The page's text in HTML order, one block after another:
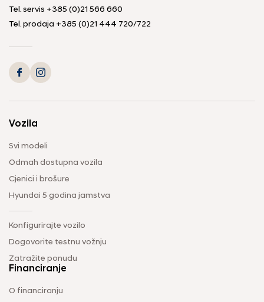
Tel. servis +385 (0)21 566 660
Tel. prodaja +385 (0)21 444 720/722
Vozila
Svi modeli
Odmah dostupna vozila
Cjenici i brošure
Hyundai 5 godina jamstva
Konfigurirajte vozilo
Dogovorite testnu vožnju
Zatražite ponudu
Financiranje
O financiranju